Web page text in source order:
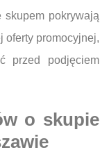
skupem pokrywają
oferty promocyjnej,
przed podjęciem
o skupie